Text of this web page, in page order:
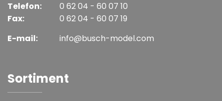
Telefon:
Fax:
0 62 04 - 60 07 10
0 62 04 - 60 07 19
E-mail:
info@busch-model.com
Sortiment